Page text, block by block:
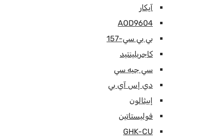
آيكار
AOD9604
بي بي سي-157
كاجريلينتيد
سي جيه سي
دي إس آي بي
إبيثالون
فوليستاتين
GHK-CU